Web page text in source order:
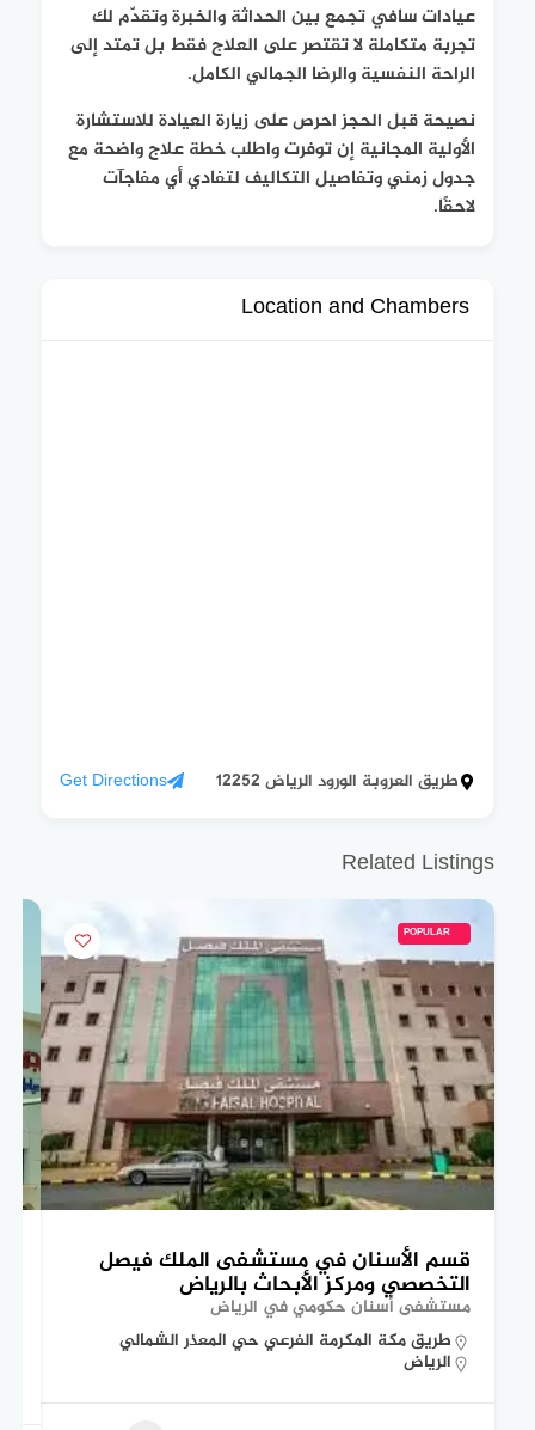
عيادات سافي تجمع بين الحداثة والخبرة وتقدّم لك
تجربة متكاملة لا تقتصر على العلاج فقط بل تمتد إلى
الراحة النفسية والرضا الجمالي الكامل.
نصيحة قبل الحجز احرص على زيارة العيادة للاستشارة
الأولية المجانية إن توفرت واطلب خطة علاج واضحة مع
جدول زمني وتفاصيل التكاليف لتفادي أي مفاجآت
لاحقًا.
Location and Chambers
طريق العروبة الورود الرياض 12252 Get Directions
Related Listings
POPULAR
قسم الأسنان في مستشفى الملك فيصل
التخصصي ومركز الأبحاث بالرياض
مستشفى أسنان حكومي في الرياض
طريق مكة المكرمة الفرعي حي المعذر الشمالي
الرياض